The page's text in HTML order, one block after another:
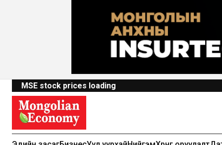
MSE stock prices loading